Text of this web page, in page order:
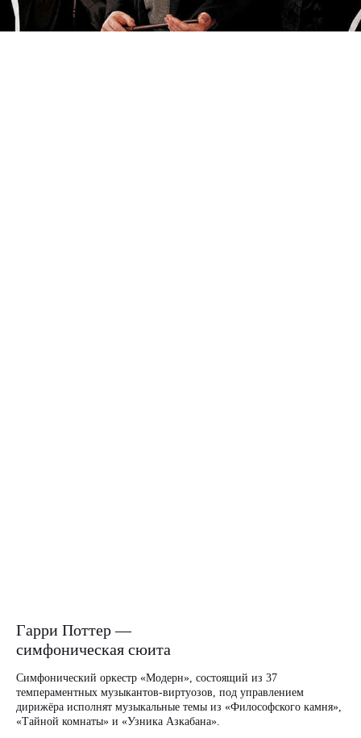
Гарри Поттер —
симфоническая сюита
Симфонический оркестр «Модерн», состоящий из 37
темпераментных музыкантов-виртуозов, под управлением
дирижёра исполнят музыкальные темы из «Философского камня»,
«Тайной комнаты» и «Узника Азкабана».